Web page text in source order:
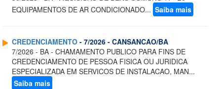
EQUIPAMENTOS DE AR CONDICIONADO... Saiba mais
CREDENCIAMENTO - 7/2026 - CANSANCAO/BA
7/2026 - BA - CHAMAMENTO PUBLICO PARA FINS DE
CREDENCIAMENTO DE PESSOA FISICA OU JURIDICA
ESPECIALIZADA EM SERVICOS DE INSTALACAO, MAN...
Saiba mais